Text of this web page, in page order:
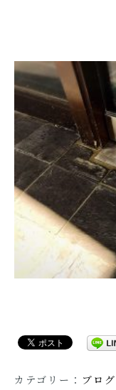
カテゴリー： ブログ